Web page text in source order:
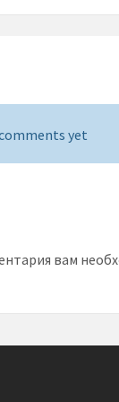
yet
вам